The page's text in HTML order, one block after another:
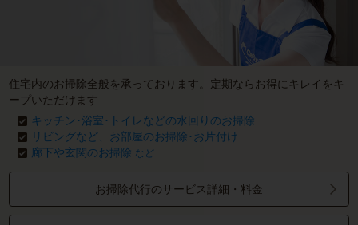
住宅内のお掃除全般を承っております。定期ならお得にキレイをキ
ープいただけます
キッチン･浴室･トイレなどの水回りのお掃除
リビングなど、お部屋のお掃除･お片付け
廊下や玄関のお掃除 など
お掃除代行のサービス詳細・料金